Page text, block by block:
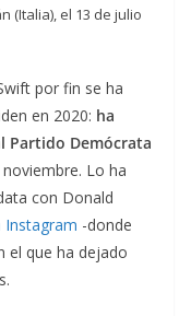
(Italia), el 13 de julio
por fin se ha
en 2020: ha
Partido Demócrata
Lo ha
con Donald
Instagram -donde
el que ha dejado